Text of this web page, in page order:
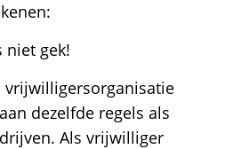
niet gek!
vrijwilligersorganisatie
dezelfde regels als
Als vrijwilliger